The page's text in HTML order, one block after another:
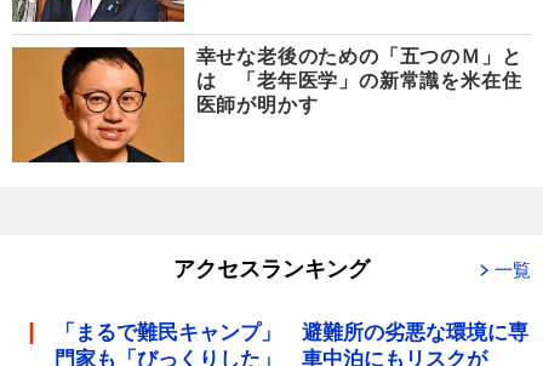
幸せな老後のための「五つのＭ」と
は 「老年医学」の新常識を米在住
医師が明かす
アクセスランキング 一覧
「まるで難民キャンプ」 避難所の劣悪な環境に専
門家も「びっくりした」 車中泊にもリスクが